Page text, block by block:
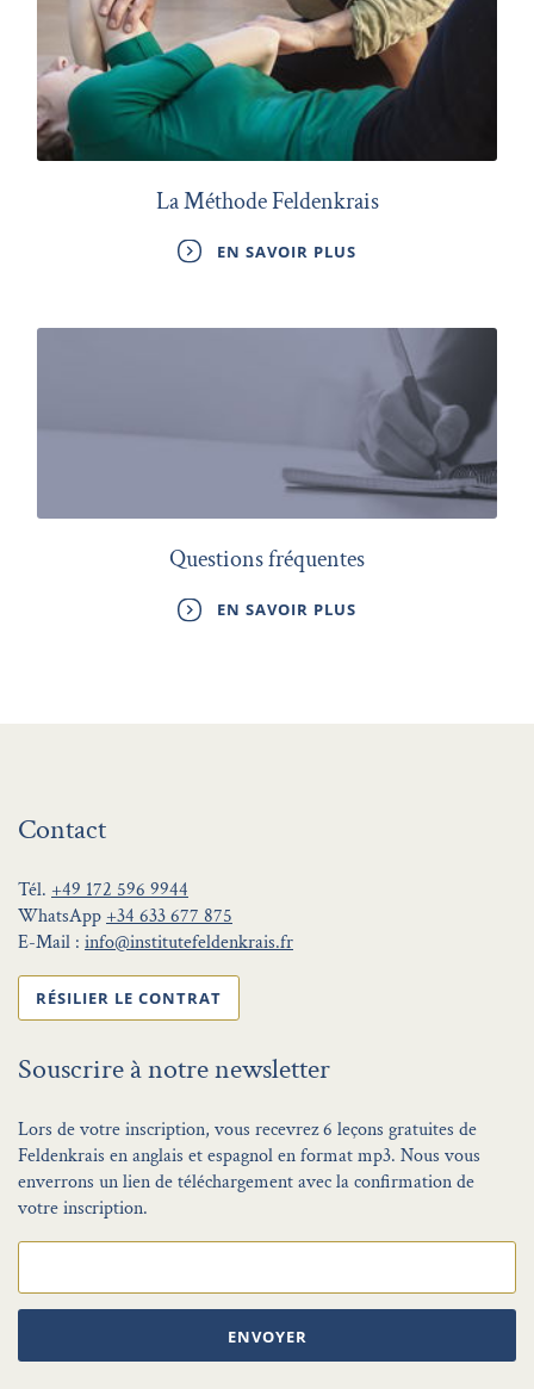
La Méthode Feldenkrais
EN SAVOIR PLUS
Questions fréquentes
EN SAVOIR PLUS
Contact
Tél. +49 172 596 9944
WhatsApp+34 633 677 875
E-Mail : info@institutefeldenkrais.fr
RÉSILIER LE CONTRAT
Souscrire à notre newsletter
Lors de votre inscription, vous recevrez 6 leçons gratuites de
Feldenkrais en anglais et espagnol en format mp3. Nous vous
enverrons un lien de téléchargement avec la confirmation de
votre inscription.
ENVOYER